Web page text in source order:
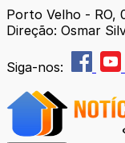
Porto Velho - RO,
Direção: Osmar
Siga-nos: